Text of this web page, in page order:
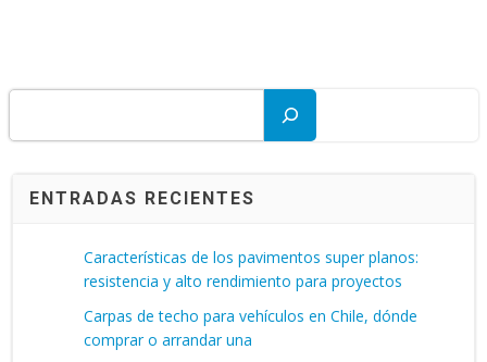
ENTRADAS RECIENTES
Características de los pavimentos super planos:
resistencia y alto rendimiento para proyectos
Carpas de techo para vehículos en Chile, dónde
comprar o arrandar una